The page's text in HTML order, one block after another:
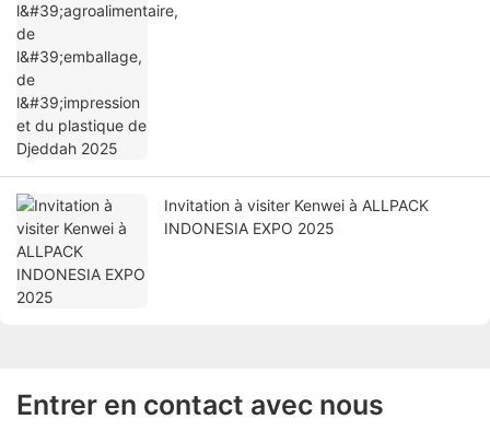
de Djeddah 2025
Invitation à visiter Kenwei à ALLPACK
INDONESIA EXPO 2025
Entrer en contact avec nous